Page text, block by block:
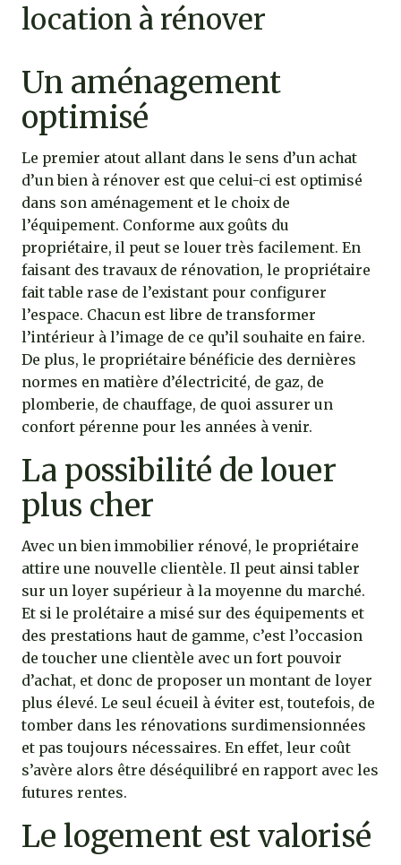
location à rénover
Un aménagement
optimisé
Le premier atout allant dans le sens d’un achat
d’un bien à rénover est que celui-ci est optimisé
dans son aménagement et le choix de
l’équipement. Conforme aux goûts du
propriétaire, il peut se louer très facilement. En
faisant des travaux de rénovation, le propriétaire
fait table rase de l’existant pour configurer
l’espace. Chacun est libre de transformer
l’intérieur à l’image de ce qu’il souhaite en faire.
De plus, le propriétaire bénéficie des dernières
normes en matière d’électricité, de gaz, de
plomberie, de chauffage, de quoi assurer un
confort pérenne pour les années à venir.
La possibilité de louer
plus cher
Avec un bien immobilier rénové, le propriétaire
attire une nouvelle clientèle. Il peut ainsi tabler
sur un loyer supérieur à la moyenne du marché.
Et si le prolétaire a misé sur des équipements et
des prestations haut de gamme, c’est l’occasion
de toucher une clientèle avec un fort pouvoir
d’achat, et donc de proposer un montant de loyer
plus élevé. Le seul écueil à éviter est, toutefois, de
tomber dans les rénovations surdimensionnées
et pas toujours nécessaires. En effet, leur coût
s’avère alors être déséquilibré en rapport avec les
futures rentes.
Le logement est valorisé